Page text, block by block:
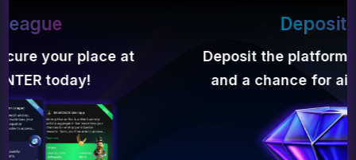
302 500$
Cheltuieli de cont ~
78 650$
Deposit the platform - get a 50% bonus
and a chance for airdrop from $1000!